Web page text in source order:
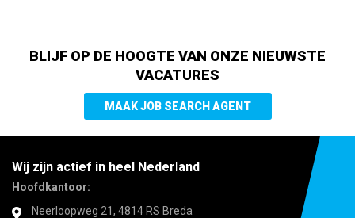
BLIJF OP DE HOOGTE VAN ONZE NIEUWSTE
VACATURES
MAAK JOB SEARCH AGENT
Wij zijn actief in heel Nederland
Hoofdkantoor:
Neerloopweg 21, 4814 RS Breda